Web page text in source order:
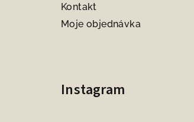
Kontakt
Moje objednávka
Instagram